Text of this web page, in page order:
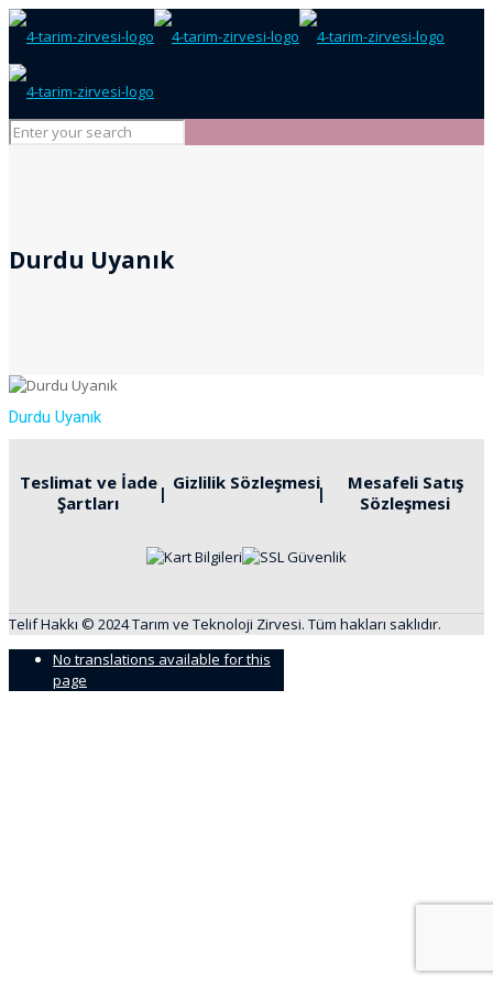
Durdu Uyanık
Durdu Uyanık
Teslimat ve İade
Şartları
Gizlilik Sözleşmesi
Mesafeli Satış
Sözleşmesi
Telif Hakkı © 2024 Tarım ve Teknoloji Zirvesi. Tüm hakları saklıdır.
No translations available for this
page